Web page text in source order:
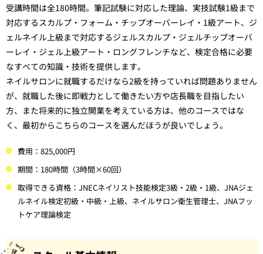
受講時間は全180時間。筆記試験に対応した理論、実技試験1級まで
対応するスカルプ・フォーム・チップオーバーレイ・1級アート、ジ
ェルネイル上級まで対応するジェルスカルプ・ジェルチップオーバ
ーレイ・ジェル上級アート・ロングフレンチなど、検定合格に必要
なすべての知識・技術を提供します。
ネイルサロンに就職するだけなら2級を持っていれば問題ありません
が、就職した後に即戦力として働きたい方や店長職を目指したい
方、また将来的に独立開業を考えている方は、他のコースではな
く、最初からこちらのコースを選んだほうが良いでしょう。
費用：825,000円
期間：180時間（3時間×60回）
取得できる資格：JNECネイリスト技能検定3級・2級・1級、JNAジェ
ルネイル検定初級・中級・上級、ネイルサロン衛生管理士、JNAフッ
トケア理論検定